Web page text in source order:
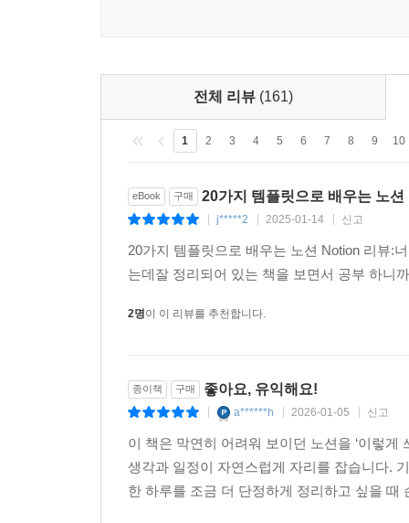
전체 리뷰 (161)
1 2 3 4 5 6 7 8 9 10
eBook 구매 20가지 템플릿으로 배우는 노
j*****2 2025-01-14 신고
20가지 템플릿으로 배우는 노션 Notion 리뷰:
는데잘 정리되어 있는 책을 보면서 공부 하니
2명이 이 리뷰를 추천합니다.
종이책 구매 좋아요, 유익해요!
a******h 2026-01-05 신고
이 책은 막연히 어려워 보이던 노션을 ‘이렇
생각과 일정이 자연스럽게 자리를 잡습니다.
한 하루를 조금 더 단정하게 정리하고 싶을